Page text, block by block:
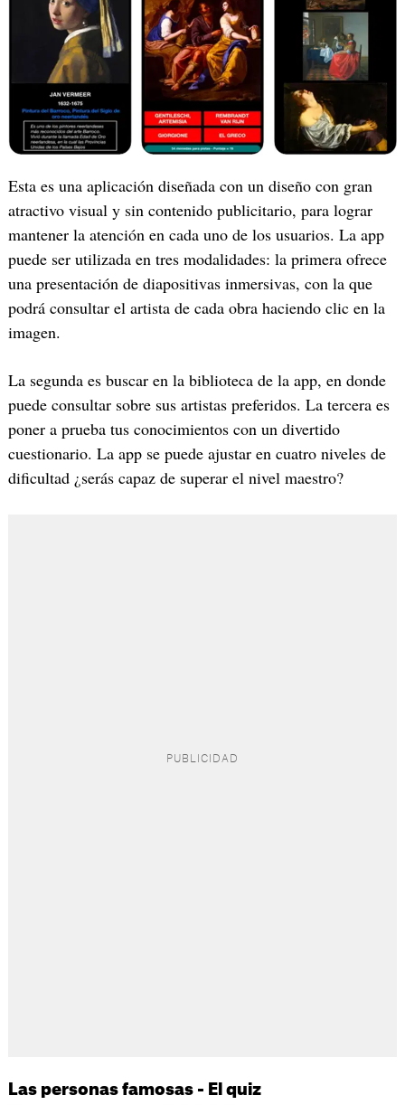
‎Esta es una aplicación diseñada con un diseño con gran
atractivo visual y sin contenido publicitario, para lograr
mantener la atención en cada uno de los usuarios. La app
puede ser utilizada en tres modalidades: la primera ofrece
una presentación de diapositivas inmersivas, con la que
podrá consultar el artista de cada obra haciendo clic en la
imagen.
La segunda es buscar en la biblioteca de la app, en donde
puede consultar sobre sus artistas preferidos. La tercera es
poner a prueba tus conocimientos con un divertido
cuestionario. La app se puede ajustar en cuatro niveles de
dificultad ¿serás capaz de superar el nivel maestro?
Las personas famosas - El quiz